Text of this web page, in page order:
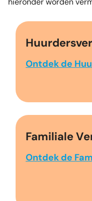
Ontdek de
Familiale
Ontdek de